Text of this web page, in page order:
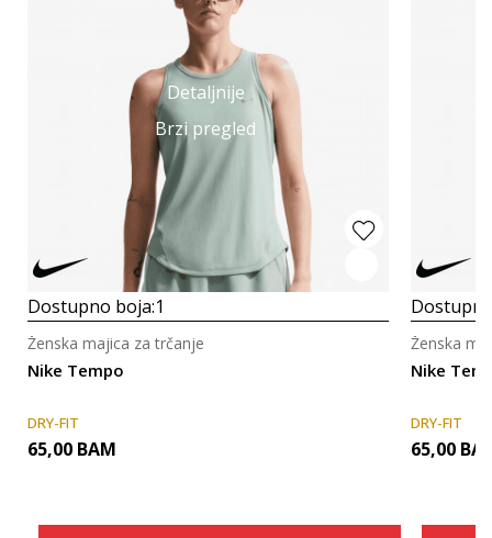
Detaljnije
Brzi pregled
Dostupno boja:1
Nike Tempo
Ženska majica za trčanje
DRY-FIT
65,00 BAM
Nike
Ženska
DRY-FIT
65,00